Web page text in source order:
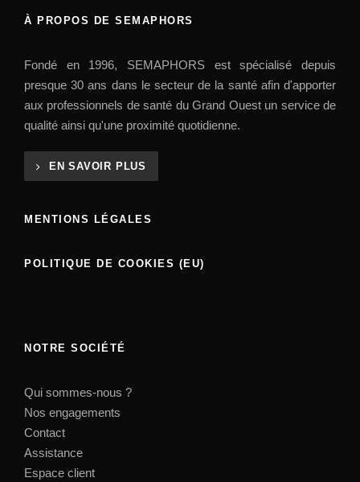
À PROPOS DE SEMAPHORS
Fondé en 1996, SEMAPHORS est spécialisé depuis
presque 30 ans dans le secteur de la santé afin d'apporter
aux professionnels de santé du Grand Ouest un service de
qualité ainsi qu'une proximité quotidienne.
EN SAVOIR PLUS
MENTIONS LÉGALES
POLITIQUE DE COOKIES (EU)
NOTRE SOCIÉTÉ
Qui sommes-nous ?
Nos engagements
Contact
Assistance
Espace client